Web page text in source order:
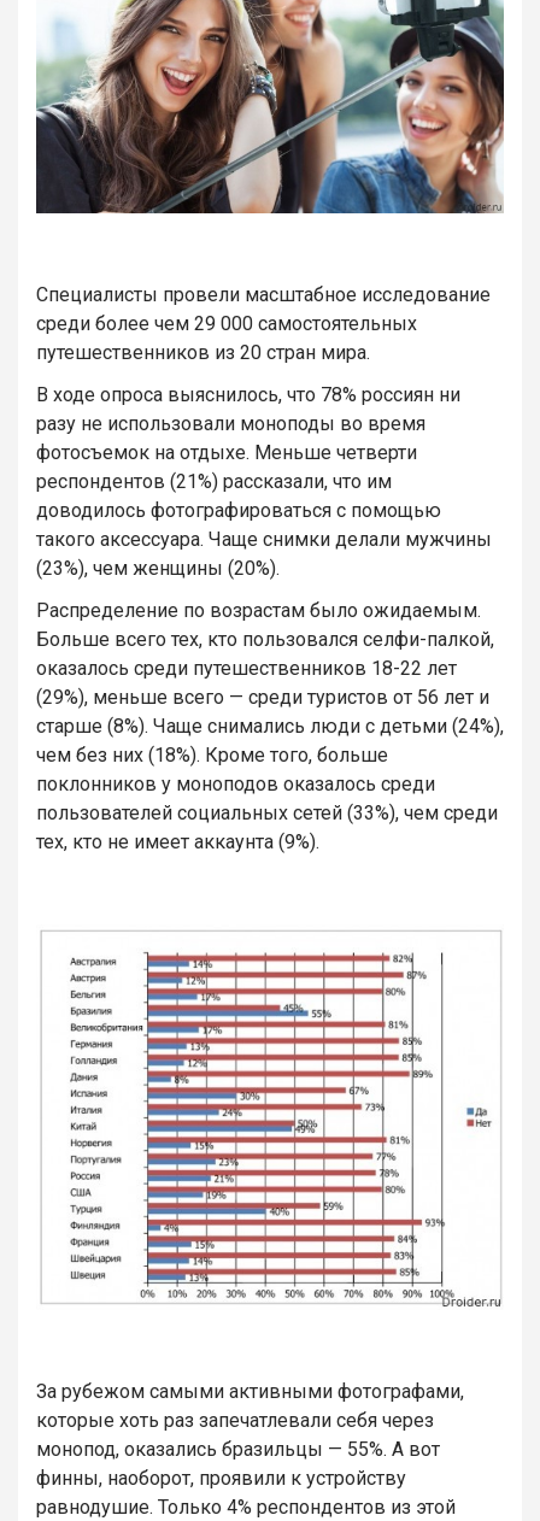
Специалисты провели масштабное исследование
среди более чем 29 000 самостоятельных
путешественников из 20 стран мира.
В ходе опроса выяснилось, что 78% россиян ни
разу не использовали моноподы во время
фотосъемок на отдыхе. Меньше четверти
респондентов (21%) рассказали, что им
доводилось фотографироваться с помощью
такого аксессуара. Чаще снимки делали мужчины
(23%), чем женщины (20%).
Распределение по возрастам было ожидаемым.
Больше всего тех, кто пользовался селфи-палкой,
оказалось среди путешественников 18-22 лет
(29%), меньше всего — среди туристов от 56 лет и
старше (8%). Чаще снимались люди с детьми (24%),
чем без них (18%). Кроме того, больше
поклонников у моноподов оказалось среди
пользователей социальных сетей (33%), чем среди
тех, кто не имеет аккаунта (9%).
За рубежом самыми активными фотографами,
которые хоть раз запечатлевали себя через
монопод, оказались бразильцы — 55%. А вот
финны, наоборот, проявили к устройству
равнодушие. Только 4% респондентов из этой